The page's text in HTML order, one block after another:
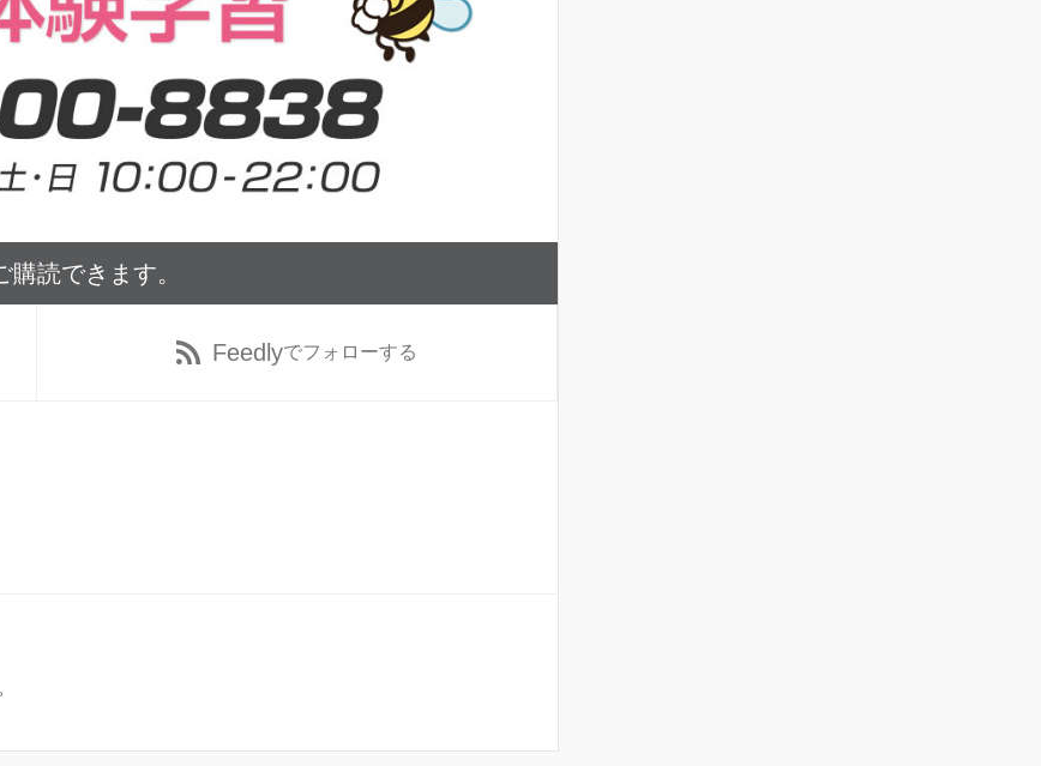
購読できます。
Feedlyでフォローする